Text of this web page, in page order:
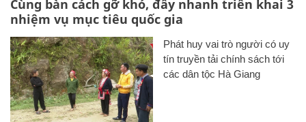
Cùng bàn cách gỡ khó, đẩy nhanh triển khai 3
nhiệm vụ mục tiêu quốc gia
Phát huy vai trò người có uy
tín truyền tải chính sách tới
các dân tộc Hà Giang